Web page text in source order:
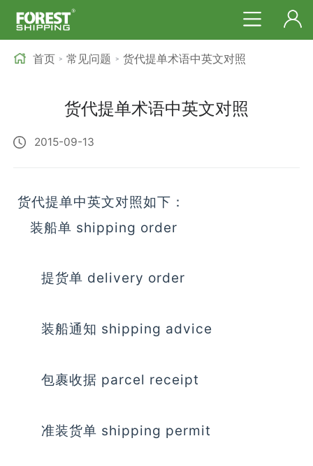
首页 > 常见问题 > 货代提单术语中英文对照
货代提单术语中英文对照
2015-09-13
货代提单中英文对照如下：
装船单 shipping order
提货单 delivery order
装船通知 shipping advice
包裹收据 parcel receipt
准装货单 shipping permit